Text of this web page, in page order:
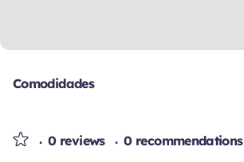
Comodidades
0 reviews 0 recommendations